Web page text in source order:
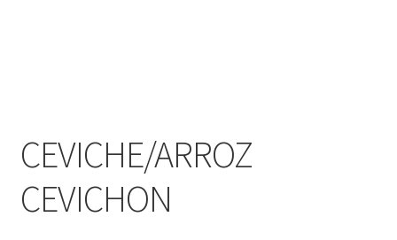
CEVICHE/ARROZ
CEVICHON